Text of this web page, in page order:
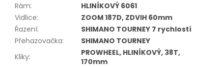
Rám:
HLINÍKOVÝ 6061
Vidlice:
ZOOM 187D, ZDVIH 60mm
Řazení:
SHIMANO TOURNEY 7 rychlostí
Přehazovačka:
SHIMANO TOURNEY
Kliky:
PROWHEEL, HLINÍKOVÝ, 38T,
170mm